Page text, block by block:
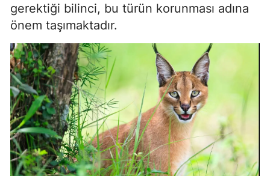
gerektiği bilinci, bu türün korunması adına
önem taşımaktadır.